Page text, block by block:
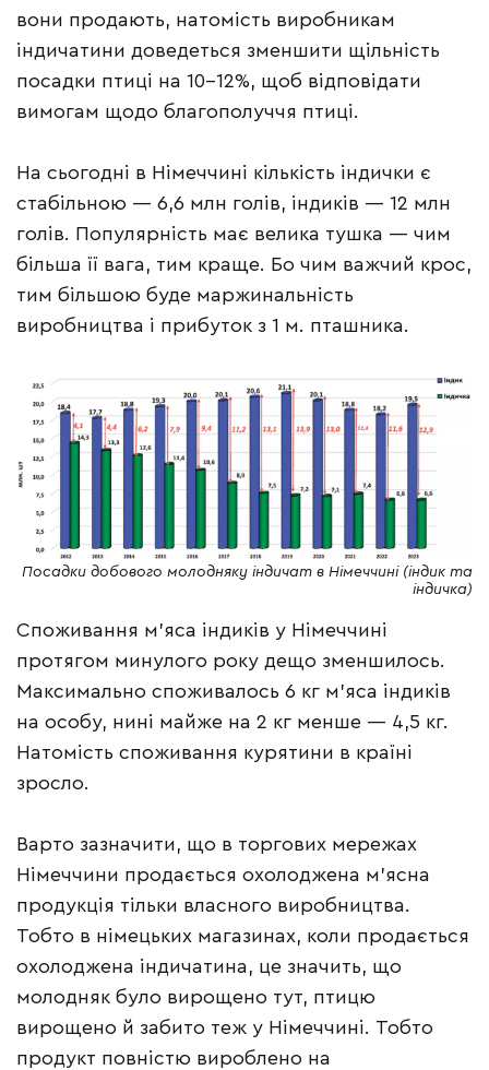
вони продають, натомість виробникам
індичатини доведеться зменшити щільність
посадки птиці на 10–12%, щоб відповідати
вимогам щодо благополуччя птиці.
На сьогодні в Німеччині кількість індички є
стабільною — 6,6 млн голів, індиків — 12 млн
голів. Популярність має велика тушка — чим
більша її вага, тим краще. Бо чим важчий крос,
тим більшою буде маржинальність
виробництва і прибуток з 1 м. пташника.
Посадки добового молодняку індичат в Німеччині (індик та
індичка)
Споживання м’яса індиків у Німеччині
протягом минулого року дещо зменшилось.
Максимально споживалось 6 кг м’яса індиків
на особу, нині майже на 2 кг менше — 4,5 кг.
Натомість споживання курятини в країні
зросло.
Варто зазначити, що в торгових мережах
Німеччини продається охолоджена м’ясна
продукція тільки власного виробництва.
Тобто в німецьких магазинах, коли продається
охолоджена індичатина, це значить, що
молодняк було вирощено тут, птицю
вирощено й забито теж у Німеччині. Тобто
продукт повністю вироблено на